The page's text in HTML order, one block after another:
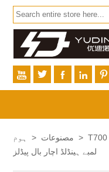
    
ہوم > مصنوعات >
لمبے ہینڈلڈ اچار بال پیڈلز